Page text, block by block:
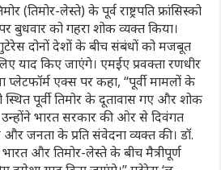
(तिमोर-लेस्ते) के पूर्व राष्ट्रपति फ्रांसिस्को
बुधवार को गहरा शोक व्यक्त किया।
दोनों देशों के बीच संबंधों को मजबूत
याद किए जाएंगे। एमईए प्रवक्ता रणधीर
एक्स पर कहा, “पूर्वी मामलों के
स्थित पूर्वी तिमोर के दूतावास गए और शोक
उन्होंने भारत सरकार की ओर से दिवंगत
और जनता के प्रति संवेदना व्यक्त की। डॉ.
और तिमोर-लेस्ते के बीच मैत्रीपूर्ण